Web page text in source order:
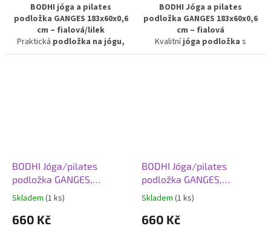
BODHI jóga a pilates
podložka GANGES 183x60x0,6
cm – fialová/lilek
Praktická podložka na jógu,
pilates a gymnastikus
pravidelný trénink.
BODHI Jóga a pilates
podložka GANGES 183x60x0,6
cm – fialová
Kvalitníjóga podložka s
atraktivním barevným
BODHI Jóga/pilates
podložka GANGES,
183x60x0,6 cm, modrá
Skladem (1 ks)
660 Kč
BODHI Jóga/pilates
podložka GANGES,
183x60x0,6 cm, zelená/
Skladem (1 ks)
660 Kč